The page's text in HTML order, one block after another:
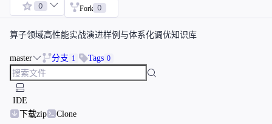
0 Fork 0
算子领域高性能实战演进样例与体系化调优知识库
master 分支 1 Tags 0
IDE
下载zip
Clone